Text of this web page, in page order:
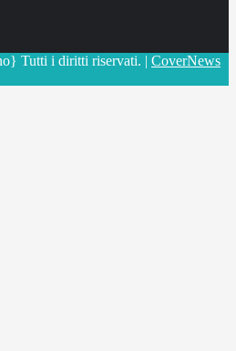
Tutti i diritti riservati. | CoverNews